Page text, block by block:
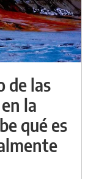
de las
la
qué es